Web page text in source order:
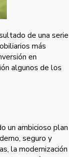
de una serie
más
en
algunos de los
un ambicioso plan
seguro y
la modernización